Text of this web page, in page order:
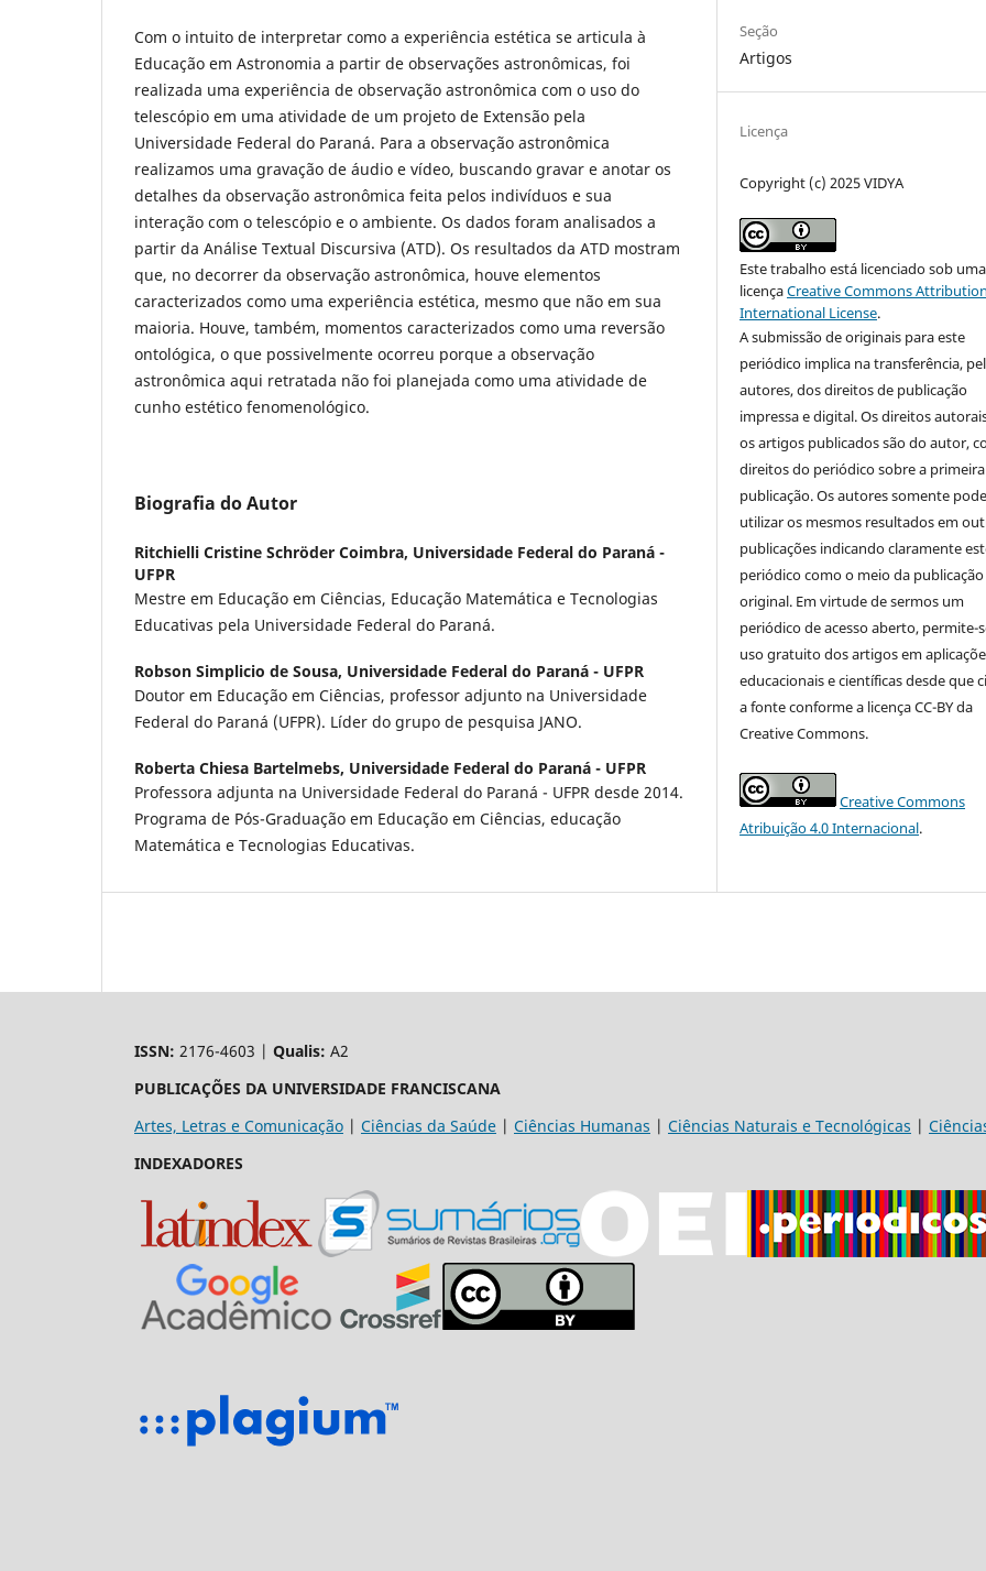
Com o intuito de interpretar como a experiência estética se articula à
Educação em Astronomia a partir de observações astronômicas, foi
realizada uma experiência de observação astronômica com o uso do
telescópio em uma atividade de um projeto de Extensão pela
Universidade Federal do Paraná. Para a observação astronômica
realizamos uma gravação de áudio e vídeo, buscando gravar e anotar os
detalhes da observação astronômica feita pelos indivíduos e sua
interação com o telescópio e o ambiente. Os dados foram analisados a
partir da Análise Textual Discursiva (ATD). Os resultados da ATD mostram
que, no decorrer da observação astronômica, houve elementos
caracterizados como uma experiência estética, mesmo que não em sua
maioria. Houve, também, momentos caracterizados como uma reversão
ontológica, o que possivelmente ocorreu porque a observação
astronômica aqui retratada não foi planejada como uma atividade de
cunho estético fenomenológico.
Biografia do Autor
Ritchielli Cristine Schröder Coimbra, Universidade Federal do Paraná -
UFPR
Mestre em Educação em Ciências, Educação Matemática e Tecnologias
Educativas pela Universidade Federal do Paraná.
Robson Simplicio de Sousa, Universidade Federal do Paraná - UFPR
Doutor em Educação em Ciências, professor adjunto na Universidade
Federal do Paraná (UFPR). Líder do grupo de pesquisa JANO.
Roberta Chiesa Bartelmebs, Universidade Federal do Paraná - UFPR
Professora adjunta na Universidade Federal do Paraná - UFPR desde 2014.
Programa de Pós-Graduação em Educação em Ciências, educação
Matemática e Tecnologias Educativas.
Seção
Artigos
Licença
Copyright (c) 2025 VIDYA
Este trabalho está licenciado sob uma
licençaCreative Commons
International License.
A submissão de originais para este
periódico implica na transferência,
autores, dos direitos de publicação
impressa e digital. Os direitos
os artigos publicados são do autor,
direitos do periódico sobre a primeira
publicação. Os autores somente
utilizar os mesmos resultados em
publicações indicando claramente
periódico como o meio da publicação
original. Em virtude de sermos um
periódico de acesso aberto, permite-
uso gratuito dos artigos em
educacionais e científicas desde que
a fonte conforme a licença CC-BY da
Creative Commons.
Creative Commons
Atribuição 4.0 Internacional.
ISSN: 2176-4603 | Qualis: A2
PUBLICAÇÕES DA UNIVERSIDADE FRANCISCANA
Artes, Letras e Comunicação | Ciências da Saúde | Ciências Humanas | Ciências Naturais e Tecnológicas |
INDEXADORES